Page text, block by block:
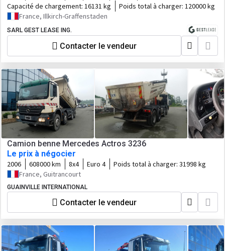
Capacité de chargement: 16131 kg Poids total à charger: 120000 kg
France, Illkirch-Graffenstaden
SARL GEST LEASE ING.
Contacter le vendeur
Camion benne Mercedes Actros 3236
Le prix à négocier
2006 608000 km 8x4 Euro 4 Poids total à charger: 31998 kg
France, Guitrancourt
GUAINVILLE INTERNATIONAL
Contacter le vendeur